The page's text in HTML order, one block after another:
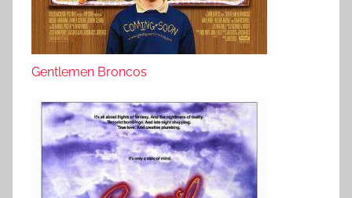
Gentlemen Broncos